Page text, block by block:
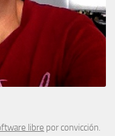
libre por convicción.